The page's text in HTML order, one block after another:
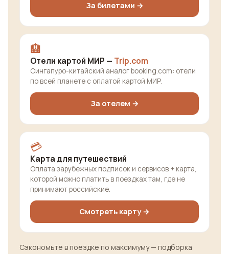
За билетами →
🏨
Отели картой МИР — Trip.com
Сингапуро-китайский аналог booking.com: отели
по всей планете с оплатой картой МИР.
За отелем →
💳
Карта для путешествий
Оплата зарубежных подписок и сервисов + карта,
которой можно платить в поездках там, где не
принимают российские.
Смотреть карту →
Сэкономьте в поездке по максимуму — подборка